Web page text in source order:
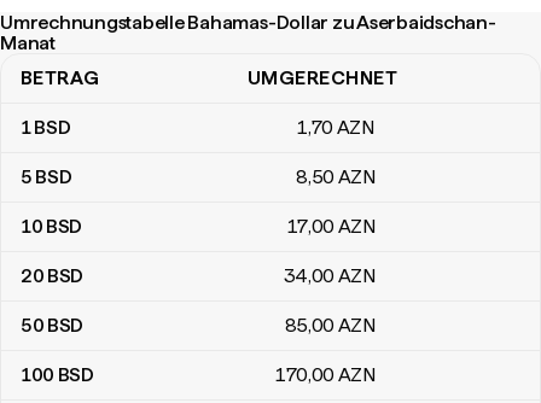
Umrechnungstabelle Bahamas-Dollar zu Aserbaidschan-
Manat
Umrechnungstabelle Bahamas-Dollar zu Aserbaidschan-Manat
BETRAG UMGERECHNET
1BSD 1,70 AZN
5 BSD 8,50 AZN
10 BSD 17,00 AZN
20 BSD 34,00 AZN
50 BSD 85,00 AZN
100 BSD 170,00 AZN